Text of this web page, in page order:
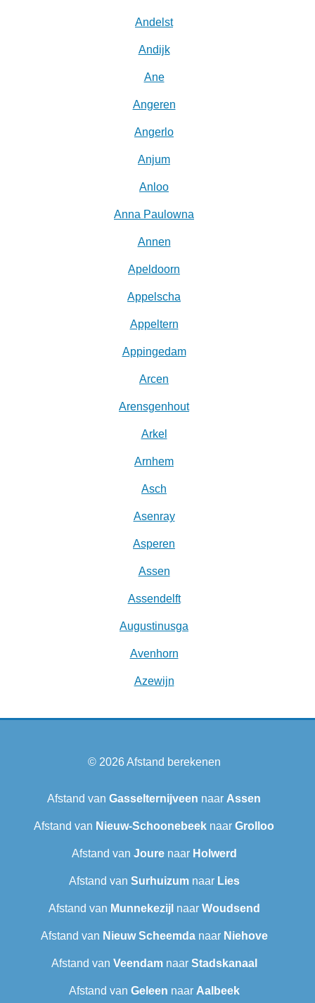
Andelst
Andijk
Ane
Angeren
Angerlo
Anjum
Anloo
Anna Paulowna
Annen
Apeldoorn
Appelscha
Appeltern
Appingedam
Arcen
Arensgenhout
Arkel
Arnhem
Asch
Asenray
Asperen
Assen
Assendelft
Augustinusga
Avenhorn
Azewijn
© 2026Afstand berekenen
Afstand van Gasselternijveen naar Assen
Afstand van Nieuw-Schoonebeek naar Grolloo
Afstand van Jourenaar Holwerd
Afstand van Surhuizumnaar Lies
Afstand van Munnekezijl naar Woudsend
Afstand van Nieuw Scheemdanaar Niehove
Afstand van Veendamnaar Stadskanaal
Afstand van Geleen naar Aalbeek